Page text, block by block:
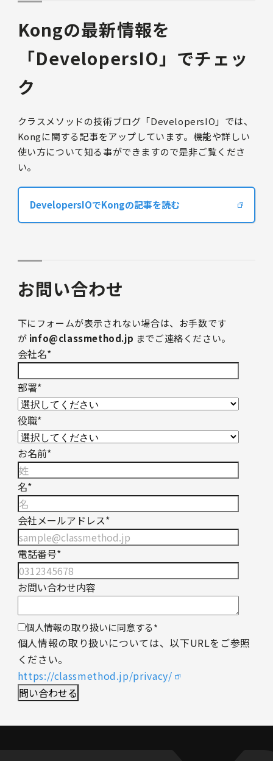
Kongの最新情報を
「DevelopersIO」でチェッ
ク
クラスメソッドの技術ブログ「DevelopersIO」では、
Kongに関する記事をアップしています。機能や詳しい
使い方について知る事ができますので是非ご覧くださ
い。
DevelopersIOでKongの記事を読む
お問い合わせ
下にフォームが表示されない場合は、お手数です
が info@classmethod.jp までご連絡ください。
会社名*
部署*
役職*
お名前*
名*
会社メールアドレス*
電話番号*
お問い合わせ内容
個人情報の取り扱いに同意する*
個人情報の取り扱いについては、以下URLをご参照
ください。
https://classmethod.jp/privacy/